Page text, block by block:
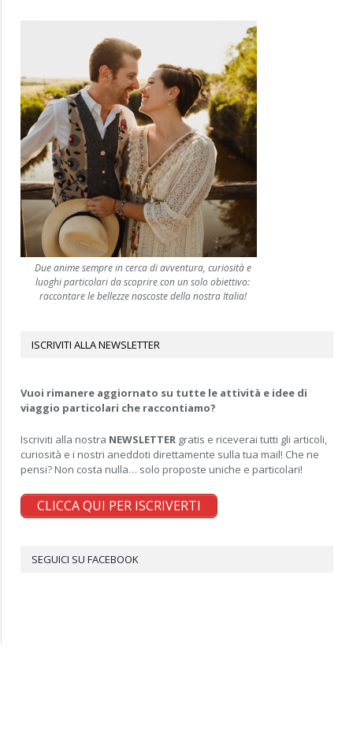
Due anime sempre in cerca di avventura, curiosità e
luoghi particolari da scoprire con un solo obiettivo:
raccontare le bellezze nascoste della nostra Italia!
ISCRIVITI ALLA NEWSLETTER
Vuoi rimanere aggiornato su tutte le attività e idee di
viaggio particolari che raccontiamo?
Iscriviti alla nostra NEWSLETTER gratis e riceverai tutti gli articoli,
curiosità e i nostri aneddoti direttamente sulla tua mail! Che ne
pensi? Non costa nulla… solo proposte uniche e particolari!
CLICCA QUI PER ISCRIVERTI
SEGUICI SU FACEBOOK